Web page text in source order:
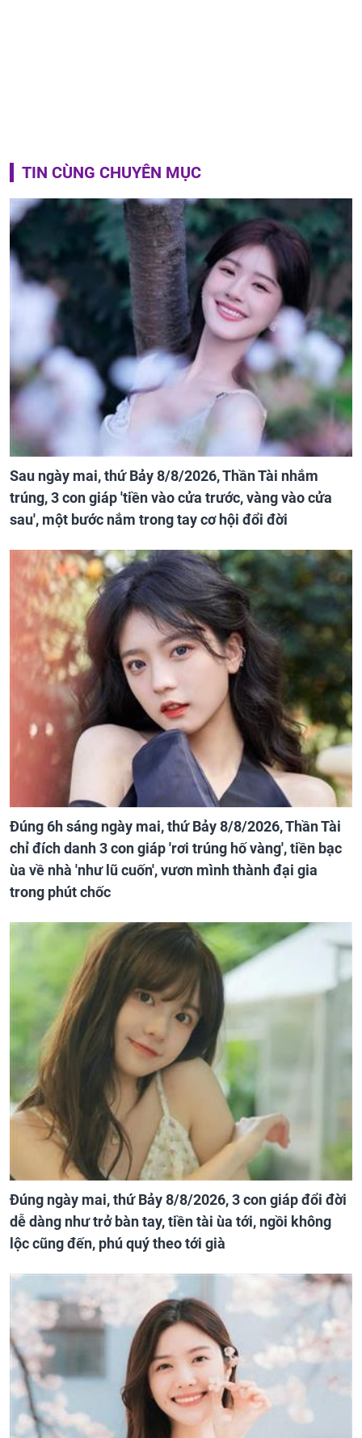
TIN CÙNG CHUYÊN MỤC
Sau ngày mai, thứ Bảy 8/8/2026, Thần Tài nhắm
trúng, 3 con giáp 'tiền vào cửa trước, vàng vào cửa
sau', một bước nắm trong tay cơ hội đổi đời
Đúng 6h sáng ngày mai, thứ Bảy 8/8/2026, Thần Tài
chỉ đích danh 3 con giáp 'rơi trúng hố vàng', tiền bạc
ùa về nhà 'như lũ cuốn', vươn mình thành đại gia
trong phút chốc
Đúng ngày mai, thứ Bảy 8/8/2026, 3 con giáp đổi đời
dễ dàng như trở bàn tay, tiền tài ùa tới, ngồi không
lộc cũng đến, phú quý theo tới già